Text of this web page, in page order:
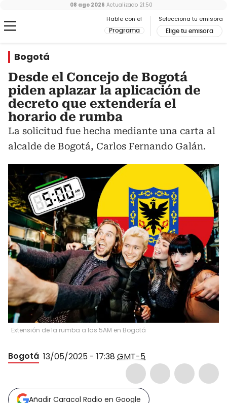
Hable con el
Programa
Selecciona tu emisora
Elige tu emisora
08 ago 2026 Actualizado 21:50
Bogotá
Desde el Concejo de Bogotá
piden aplazar la aplicación de
decreto que extendería el
horario de rumba
La solicitud fue hecha mediante una carta al
alcalde de Bogotá, Carlos Fernando Galán.
Extensión de la rumba a las 5AM en Bogotá
Bogotá 13/05/2025 - 17:38 GMT-5
Añadir Caracol Radio en Google